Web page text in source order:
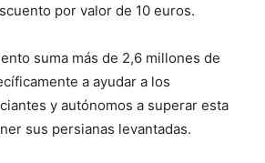
por valor de 10 euros.
suma más de 2,6 millones de
a ayudar a los
y autónomos a superar esta
sus persianas levantadas.